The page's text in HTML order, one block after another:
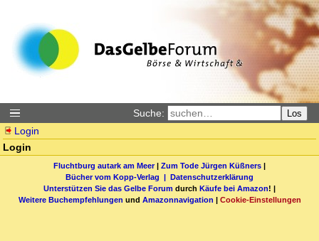
Suche: Los
Login
Login
Fluchtburg autark am Meer| Zum Tode Jürgen Küßners |
Bücher vom Kopp-Verlag | Datenschutzerklärung
Unterstützen Sie das Gelbe Forum durch Käufe bei Amazon! |
Weitere Buchempfehlungen und Amazonnavigation | Cookie-Einstellungen